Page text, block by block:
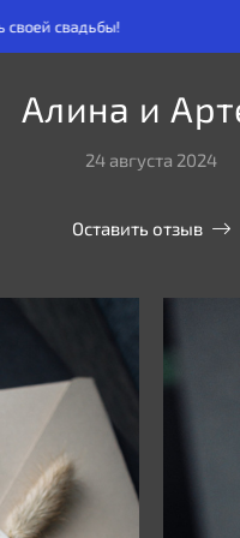
Алина и
24 августа 2024
Оставить отзыв